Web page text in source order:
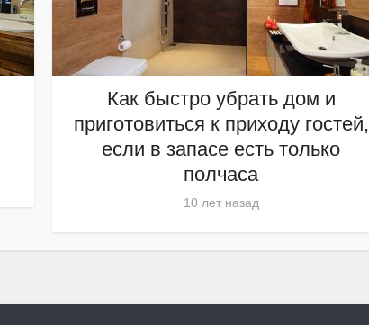
Как быстро убрать дом и
приготовиться к приходу гостей,
если в запасе есть только
полчаса
10 лет назад